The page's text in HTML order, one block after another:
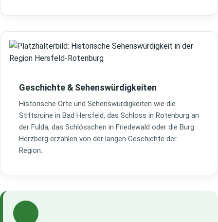
Geschichte & Sehenswürdigkeiten
Historische Orte und Sehenswürdigkeiten wie die
Stiftsruine in Bad Hersfeld, das Schloss in Rotenburg an
der Fulda, das Schlösschen in Friedewald oder die Burg
Herzberg erzählen von der langen Geschichte der
Region.